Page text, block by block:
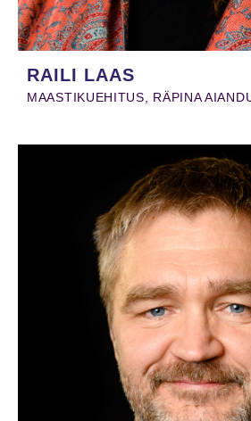
RAILI LAAS
MAASTIKUEHITUS, RÄPINA